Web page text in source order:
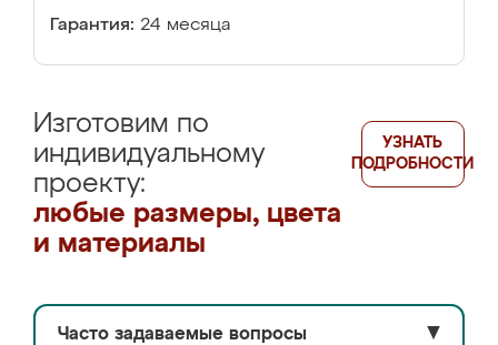
Гарантия: 24 месяца
Изготовим по
индивидуальному
проекту:
любые размеры, цвета
и материалы
УЗНАТЬ
ПОДРОБНОСТИ
Часто задаваемые вопросы ▼